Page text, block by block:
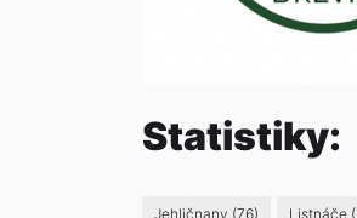
Statistiky:
Jehličnany (76) Listnáče